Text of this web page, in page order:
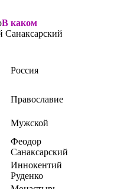
В каком
Санаксарский
Россия
Православие
Мужской
Феодор
Санаксарский
Иннокентий
Руденко